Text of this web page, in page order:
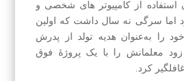
همچنان استفاده از کامپیوتر های شخصی و
اما سرگی نه سال داشت که اولین
کمودور ۶۴ خود را به‌عنوان هدیه تولد از پدرش
معلمانش را با یک پروژه‌ٔ فوق
کرد.